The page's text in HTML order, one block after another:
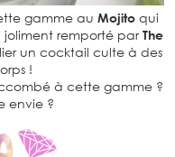
gamme au Mojito qui
joliment remporté parThe
un cocktail culte à des
!
à cette gamme ?
envie ?